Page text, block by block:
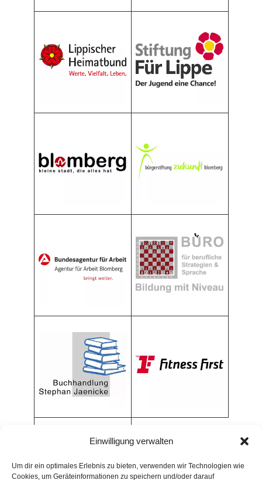
Einwilligung verwalten
Um dir ein optimales Erlebnis zu bieten, verwenden wir Technologien wie
Cookies, um Geräteinformationen zu speichern und/oder darauf